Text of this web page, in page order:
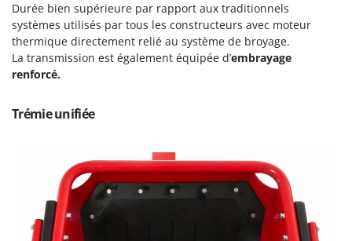
OMA
Omas
Ompagrill
Ooni
Oriental Koshin
Palazzetti
Palumbo Pavi
Partisani
Durée bien supérieure par rapport aux traditionnels
systèmes utilisés par tous les constructeurs avec moteur
thermique directement relié au système de broyage.
La transmission est également équipée d’embrayage
renforcé.
Trémie unifiée